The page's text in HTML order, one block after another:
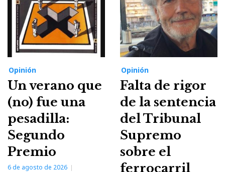
Opinión
Un verano que
(no) fue una
pesadilla:
Segundo
Premio
6 de agosto de 2026
Opinión
Falta de rigor
de la sentencia
del Tribunal
Supremo
sobre el
ferrocarril